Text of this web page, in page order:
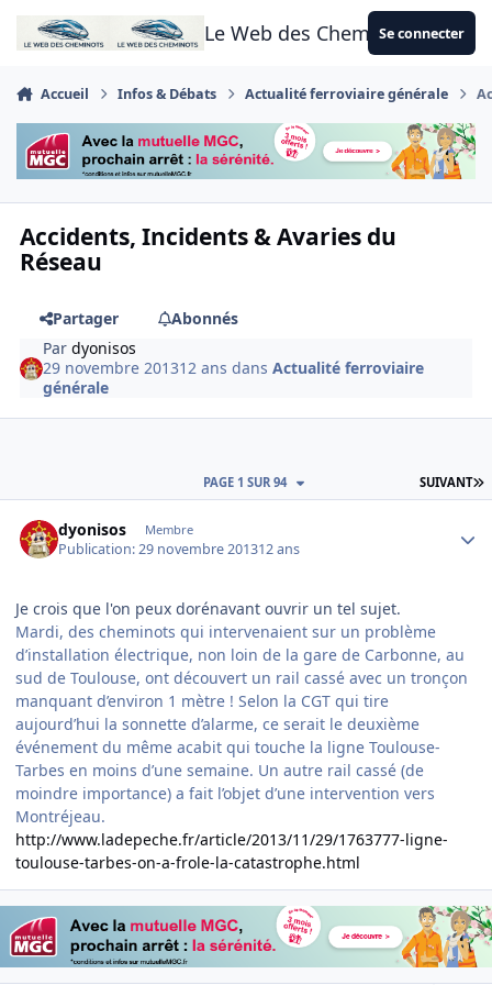
Aller au contenu
Le Web des CheminotsSe connecter
Accueil Infos & Débats Actualité ferroviaire générale
Accidents, Incidents & Avaries du
Réseau
Partager
Abonnés
Pardyonisos
29 novembre 201312 ans dansActualité ferroviaire
générale
SUIVANT
PAGE 1 SUR 94
dyonisos Membre
Publication:29 novembre 201312 ans
Je crois que l'on peux dorénavant ouvrir un tel sujet.
Mardi, des cheminots qui intervenaient sur un problème
d’installation électrique, non loin de la gare de Carbonne, au
sud de Toulouse, ont découvert un rail cassé avec un tronçon
manquant d’environ 1 mètre ! Selon la CGT qui tire
aujourd’hui la sonnette d’alarme, ce serait le deuxième
événement du même acabit qui touche la ligne Toulouse-
Tarbes en moins d’une semaine. Un autre rail cassé (de
moindre importance) a fait l’objet d’une intervention vers
Montréjeau.
http://www.ladepeche.fr/article/2013/11/29/1763777-ligne-
toulouse-tarbes-on-a-frole-la-catastrophe.html